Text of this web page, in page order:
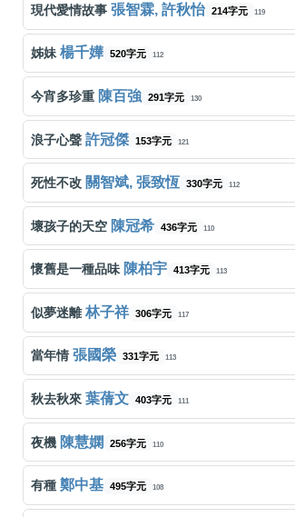
現代愛情故事 張智霖, 許秋怡 214字元 119
姊妹楊千嬅 520字元 112
今宵多珍重 陳百強 291字元 130
浪子心聲 許冠傑 153字元 121
死性不改 關智斌, 張致恆 330字元 112
壞孩子的天空 陳冠希 436字元 110
懷舊是一種品味 陳柏宇 413字元 113
似夢迷離林子祥 306字元 117
當年情張國榮 331字元 113
秋去秋來 葉蒨文 403字元 111
夜機 陳慧嫻 256字元 110
有種 鄭中基 495字元 108